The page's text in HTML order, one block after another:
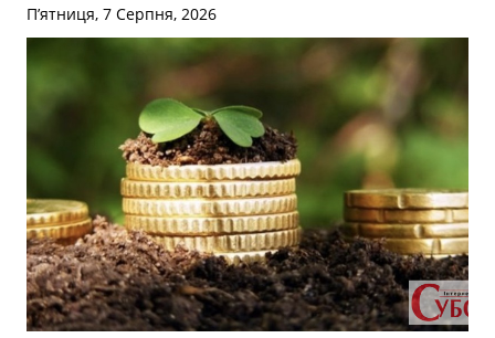
П’ятниця, 7 Серпня, 2026